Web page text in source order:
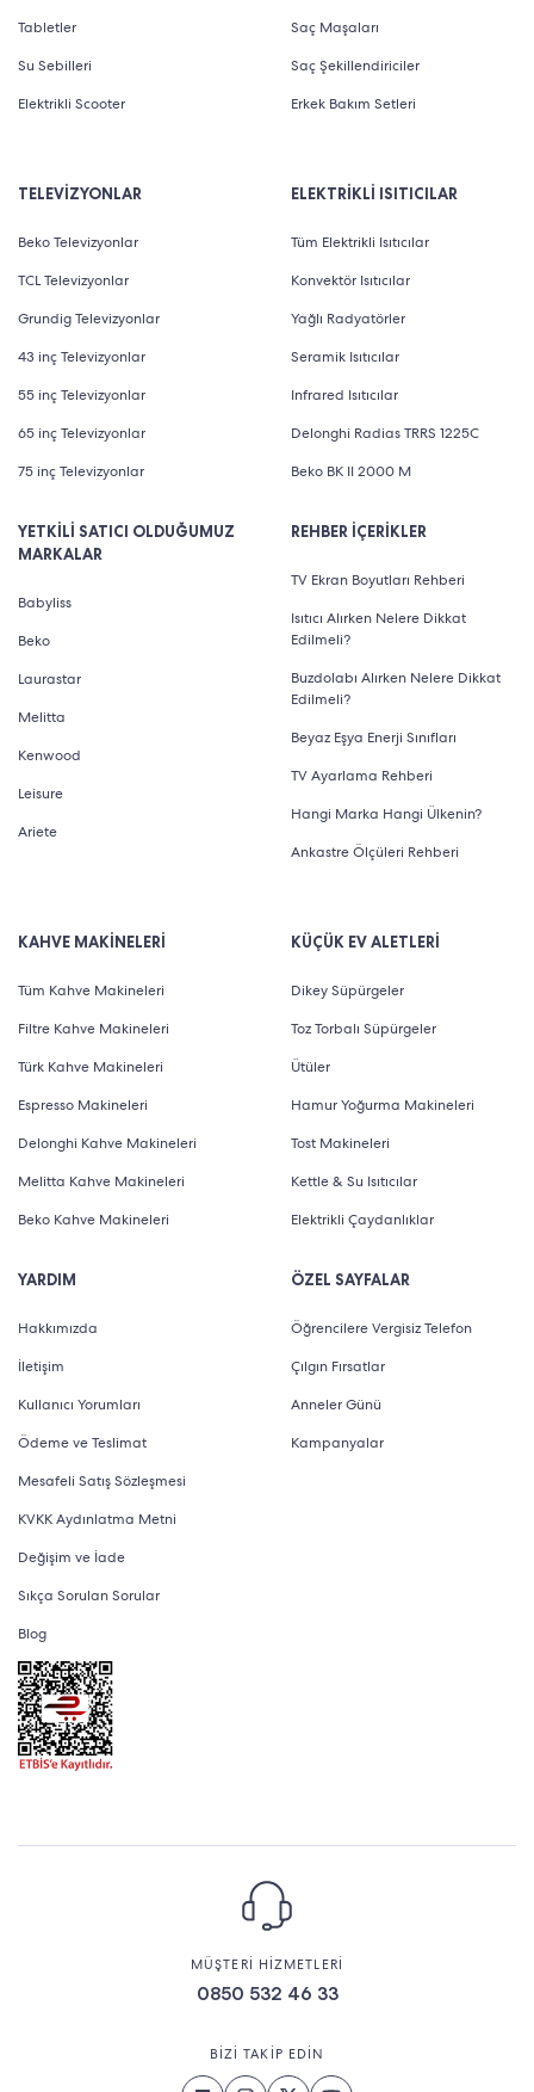
Tabletler
Su Sebilleri
Elektrikli Scooter
Saç Maşaları
Saç Şekillendiriciler
Erkek Bakım Setleri
TELEVİZYONLAR
Beko Televizyonlar
TCL Televizyonlar
Grundig Televizyonlar
43 inç Televizyonlar
55 inç Televizyonlar
65 inç Televizyonlar
75 inç Televizyonlar
YETKİLİ SATICI OLDUĞUMUZ
MARKALAR
Babyliss
Beko
Laurastar
Melitta
Kenwood
Leisure
Ariete
ELEKTRİKLİ ISITICILAR
Tüm Elektrikli Isıtıcılar
Konvektör Isıtıcılar
Yağlı Radyatörler
Seramik Isıtıcılar
Infrared Isıtıcılar
Delonghi Radias TRRS 1225C
Beko BK II 2000 M
REHBER İÇERİKLER
TV Ekran Boyutları Rehberi
Isıtıcı Alırken Nelere Dikkat
Edilmeli?
Buzdolabı Alırken Nelere Dikkat
Edilmeli?
Beyaz Eşya Enerji Sınıfları
TV Ayarlama Rehberi
Hangi Marka Hangi Ülkenin?
Ankastre Ölçüleri Rehberi
KAHVE MAKİNELERİ
Tüm Kahve Makineleri
Filtre Kahve Makineleri
Türk Kahve Makineleri
Espresso Makineleri
Delonghi Kahve Makineleri
Melitta Kahve Makineleri
Beko Kahve Makineleri
YARDIM
Hakkımızda
İletişim
Kullanıcı Yorumları
Ödeme ve Teslimat
Mesafeli Satış Sözleşmesi
KVKK Aydınlatma Metni
Değişim ve İade
Sıkça Sorulan Sorular
Blog
KÜÇÜK EV ALETLERİ
Dikey Süpürgeler
Toz Torbalı Süpürgeler
Ütüler
Hamur Yoğurma Makineleri
Tost Makineleri
Kettle & Su Isıtıcılar
Elektrikli Çaydanlıklar
ÖZEL SAYFALAR
Öğrencilere Vergisiz Telefon
Çılgın Fırsatlar
Anneler Günü
Kampanyalar
MÜŞTERİ HİZMETLERİ
0850 532 46 33
BİZİ TAKİP EDİN